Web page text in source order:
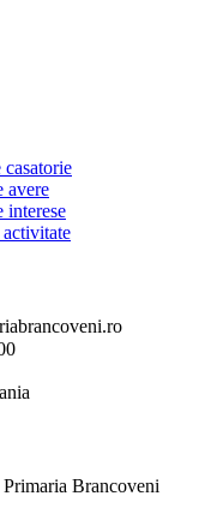
avere
interese
activitate
Brancoveni